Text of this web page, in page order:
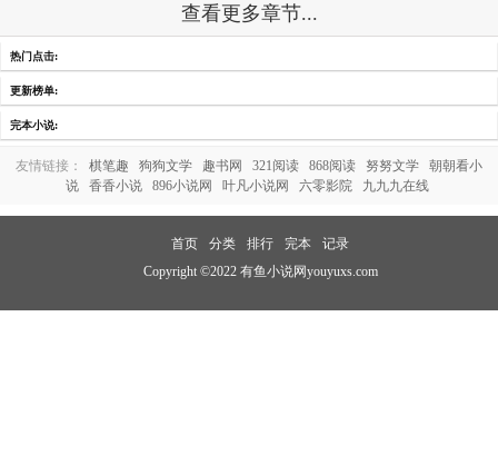
查看更多章节...
热门点击:
更新榜单:
完本小说:
友情链接： 棋笔趣 狗狗文学 趣书网 321阅读 868阅读 努努文学
朝朝看小
说
香香小说 896小说网 叶凡小说网 六零影院 九九九在线
首页 分类 排行 完本
记录
Copyright ©2022 有鱼小说网youyuxs.com